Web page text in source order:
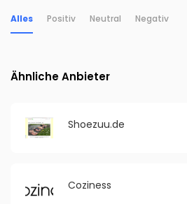
Alles Positiv Neutral Negativ
Ähnliche Anbieter
Shoezuu.de
Coziness